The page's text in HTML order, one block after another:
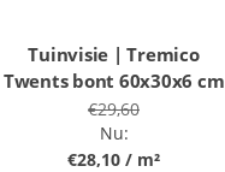
Tuinvisie | Tremico
Twents bont 60x30x6 cm
€29,60
Nu:
€28,10 / m²